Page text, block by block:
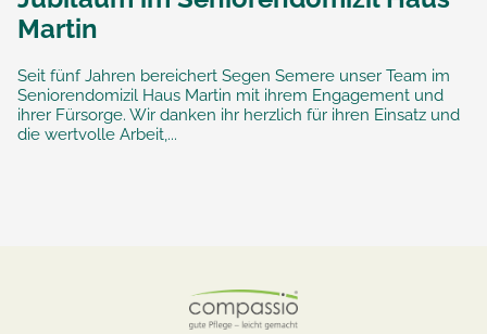
Martin
Seit fünf Jahren bereichert Segen Semere unser Team im
Seniorendomizil Haus Martin mit ihrem Engagement und
ihrer Fürsorge. Wir danken ihr herzlich für ihren Einsatz und
die wertvolle Arbeit,...